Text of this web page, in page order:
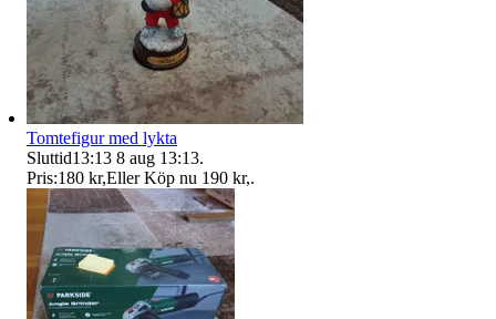
Tomtefigur med lykta
Sluttid13:13 8 aug 13:13.
Pris:180 kr,Eller Köp nu 190 kr,.